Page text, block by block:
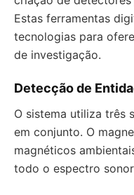
Estas ferramentas
tecnologias para
de investigação.
Detecção de
O sistema utiliza três
em conjunto. O
magnéticos
todo o espectro